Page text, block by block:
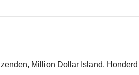
Million Dollar Island.